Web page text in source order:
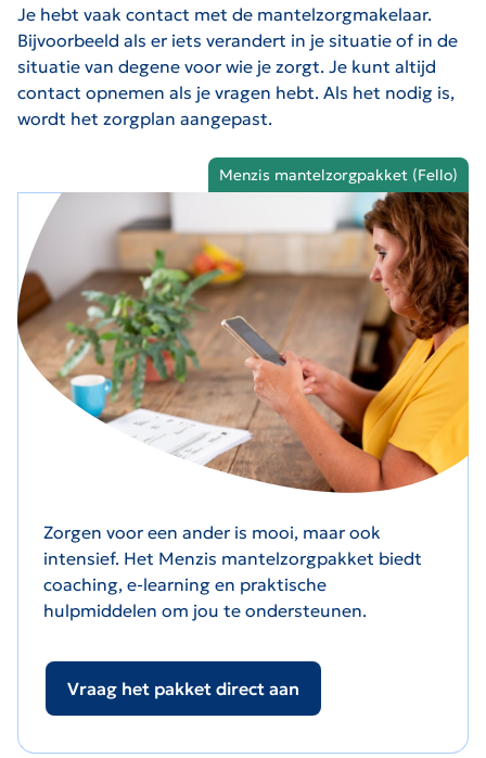
Je hebt vaak contact met de mantelzorgmakelaar.
Bijvoorbeeld als er iets verandert in je situatie of in de
situatie van degene voor wie je zorgt. Je kunt altijd
contact opnemen als je vragen hebt. Als het nodig is,
wordt het zorgplan aangepast.
Menzis mantelzorgpakket (Fello)
Zorgen voor een ander is mooi, maar ook
intensief. Het Menzis mantelzorgpakket biedt
coaching, e-learning en praktische
hulpmiddelen om jou te ondersteunen.
Vraag het pakket direct aan